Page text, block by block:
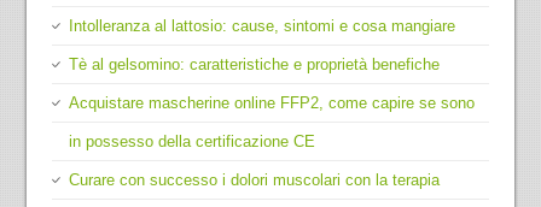
Intolleranza al lattosio: cause, sintomi e cosa mangiare
Tè al gelsomino: caratteristiche e proprietà benefiche
Acquistare mascherine online FFP2, come capire se sono
in possesso della certificazione CE
Curare con successo i dolori muscolari con la terapia